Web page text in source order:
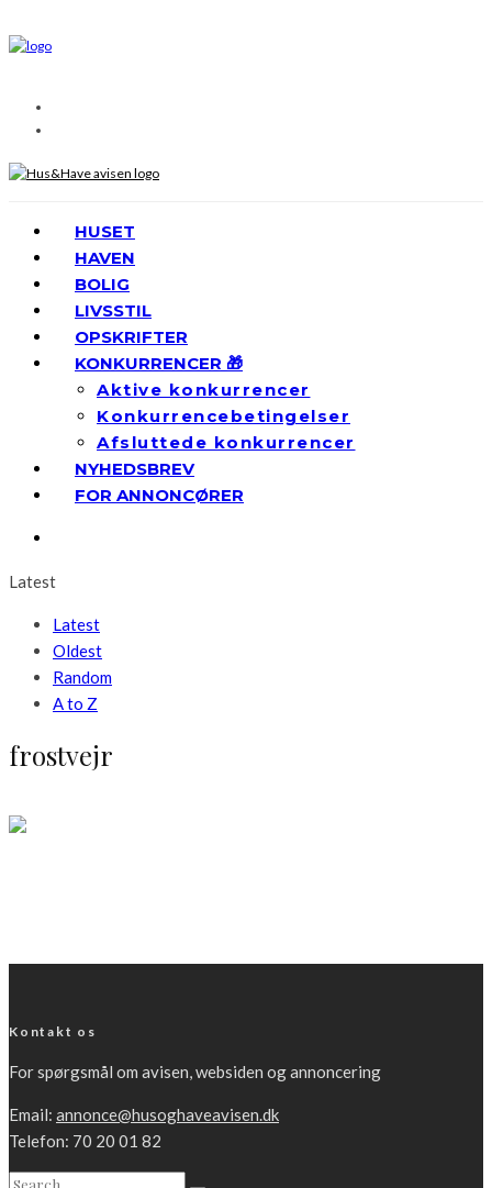
HUSET
HAVEN
BOLIG
LIVSSTIL
OPSKRIFTER
KONKURRENCER 🎁
Aktive konkurrencer
Konkurrencebetingelser
Afsluttede konkurrencer
NYHEDSBREV
FOR ANNONCØRER
Latest
Latest
Oldest
Random
A to Z
frostvejr
Kontakt os
For spørgsmål om avisen, websiden og annoncering
Email: annonce@husoghaveavisen.dk
Telefon: 70 20 01 82